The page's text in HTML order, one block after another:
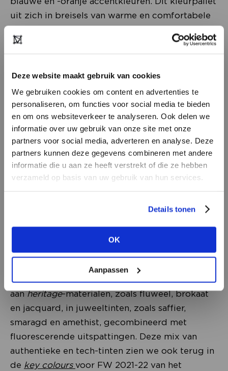
Deze website maakt gebruik van cookies
We gebruiken cookies om content en advertenties te
personaliseren, om functies voor social media te bieden
en om ons websiteverkeer te analyseren. Ook delen we
informatie over uw gebruik van onze site met onze
partners voor social media, adverteren en analyse. Deze
partners kunnen deze gegevens combineren met andere
informatie die u aan ze heeft verstrekt of die ze hebben
verzameld op basis van uw gebruik van hun services.
Details tonen
OK
Aanpassen
HEB JE NOG GEEN
ACCOUNT?
aan of bekijk de andere mogelijkheden.
BEKIJK ALLE OPTIES
uit zich in breisels van warme en comfortabele
materialen met reliëf, zoals wol en mohair.
Vooral vogels lijken de prints te domineren én
de vorm van volants, borduursels en ruches.
Kleurcombinaties met historische materialen
tegenstellingen, staat de ontwerptaal dit ook.
Naast de opkomst van het lichte kleurenpallet,
benadrukt trendwatcher Christine Boland dat er
eveneens flink gemixt mag worden. Denk hierbij
aanheritage-materialen, zoals fluweel, brokaat
en jacquard, in juweeltinten, zoals saffier,
smaragd en amethist, gecombineerd met
fluorescerende uitspattingen. Deze mix van
authentieke en tech-tinten zien we ook terug in
de key colours voor FW 2021-22 van het